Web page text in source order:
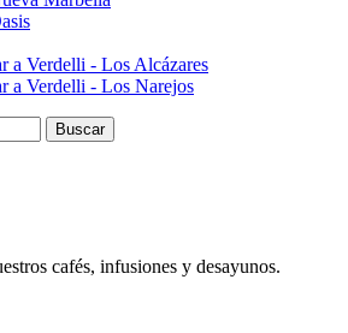
a Verdelli - Los Alcázares
a Verdelli - Los Narejos
Buscar
cafés, infusiones y desayunos.